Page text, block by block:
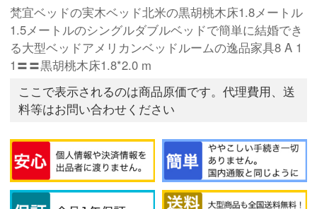
梵宜ベッドの実木ベッド北米の黒胡桃木床1.8メートル
1.5メートルのシングルダブルベッドで簡単に結婚でき
る大型ベッドアメリカンベッドルームの逸品家具8 A 1
1〓〓黒胡桃木床1.8*2.0 m
ここで表示されるのは商品原価です。代理費用、送
料等はお問い合わせください